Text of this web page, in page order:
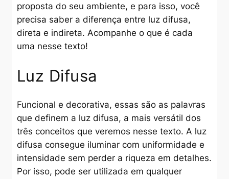
proposta do seu ambiente, e para isso, você
precisa saber a diferença entre luz difusa,
direta e indireta. Acompanhe o que é cada
uma nesse texto!
Luz Difusa
Funcional e decorativa, essas são as palavras
que definem a luz difusa, a mais versátil dos
três conceitos que veremos nesse texto. A luz
difusa consegue iluminar com uniformidade e
intensidade sem perder a riqueza em detalhes.
Por isso, pode ser utilizada em qualquer